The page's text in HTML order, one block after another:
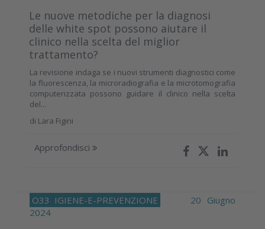
Le nuove metodiche per la diagnosi
delle white spot possono aiutare il
clinico nella scelta del miglior
trattamento?
La revisione indaga se i nuovi strumenti diagnostici come
la fluorescenza, la microradiografia e la microtomografia
computerizzata possono guidare il clinico nella scelta
del...
di Lara Figini
Approfondisci
O33 IGIENE-E-PREVENZIONE
20 Giugno
2024